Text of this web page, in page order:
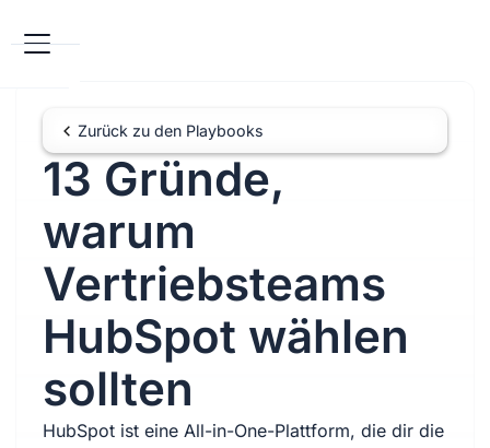
Zurück zu den Playbooks
13 Gründe,
warum
Vertriebsteams
HubSpot wählen
sollten
HubSpot ist eine All-in-One-Plattform, die dir die